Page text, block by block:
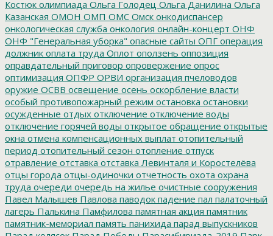
Костюк олимпиада Ольга Голодец Ольга Данилина Ольга
Казанская ОМОН ОМП ОМС Омск онкодиспансер
онкологическая служба онкология онлайн-концерт ОНФ
ОНФ "Генеральная уборка" опасные сайты ОПГ операция
должник оплата труда Оплот оползень оппозиция
оправдательный приговор опровержение опрос
оптимизация ОПФР ОРВИ организация пчеловодов
оружие ОСВВ освещение осень оскорбление власти
особый противопожарный режим остановка остановки
осужденные отдых отключение отключение воды
отключение горячей воды открытое обращение открытые
окна отмена компенсационных выплат отопительный
период отопительный сезон отопление отпуск
отравление отставка отставка Левинталя и Коростелёва
отцы города отцы-одиночки отчетность охота охрана
труда очереди очередь на жилье очистные сооружения
Павел Малышев Павлова паводок падение пал палаточный
лагерь Палькина Памфилова памятная акция памятник
памятник-мемориал память панихида парад выпускников